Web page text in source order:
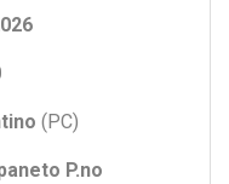
(PC)
P.no